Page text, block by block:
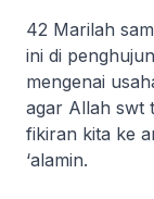
42 Marilah
ini di
mengenai
agar Allah swt
fikiran kita ke
‘alamin.